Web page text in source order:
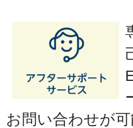
お問い合わせが可